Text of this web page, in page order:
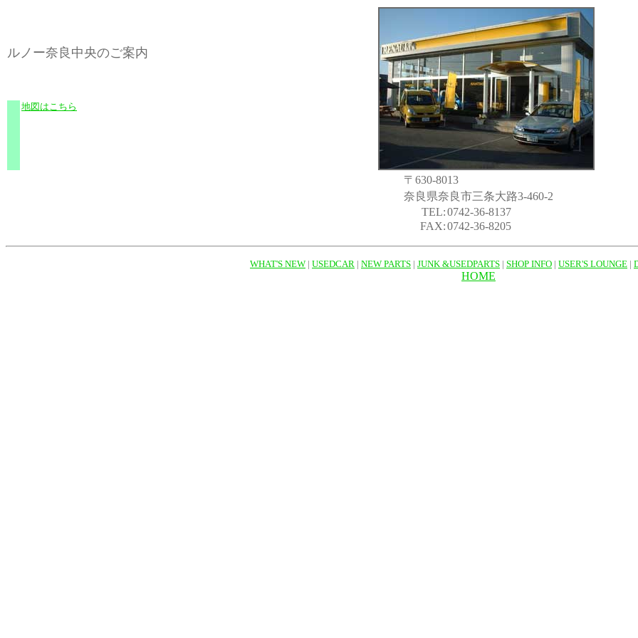
ルノー奈良中央のご案内
地図はこちら
〒630-8013
奈良県奈良市三条大路3-460-2
TEL:0742-36-8137
FAX:0742-36-8205
WHAT'S NEW | USEDCAR | NEW PARTS | JUNK &USEDPARTS | SHOP INFO | USER'S LOUNGE |
HOME